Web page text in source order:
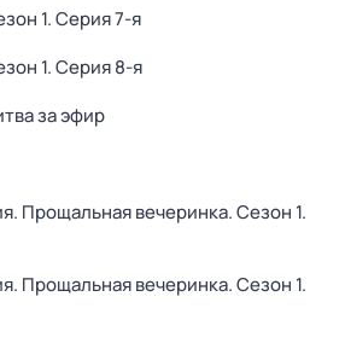
1. Серия 7-я
1. Серия 8-я
за эфир
Прощальная вечеринка. Сезон 1.
Прощальная вечеринка. Сезон 1.